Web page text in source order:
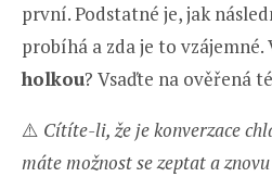
první. Podstatné je, jak
probíhá a zda je to vzájemné.
holkou? Vsaďte na ověřená
⚠️ Cítíte-li, že je konverzace
máte možnost se zeptat a